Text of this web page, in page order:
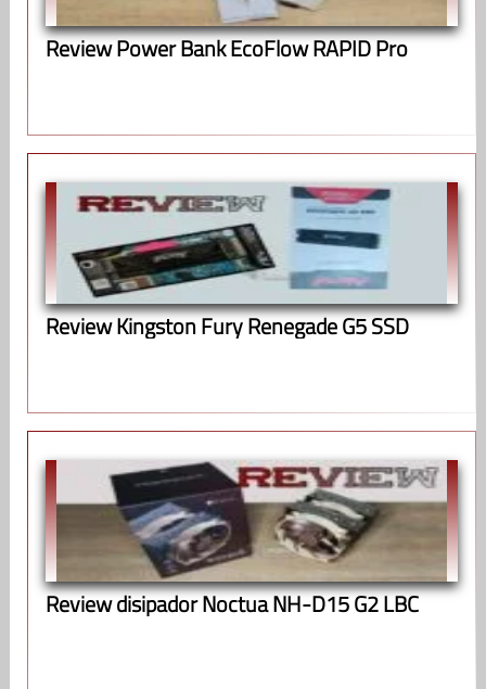
Review Power Bank EcoFlow RAPID Pro
Review Kingston Fury Renegade G5 SSD
Review disipador Noctua NH-D15 G2 LBC